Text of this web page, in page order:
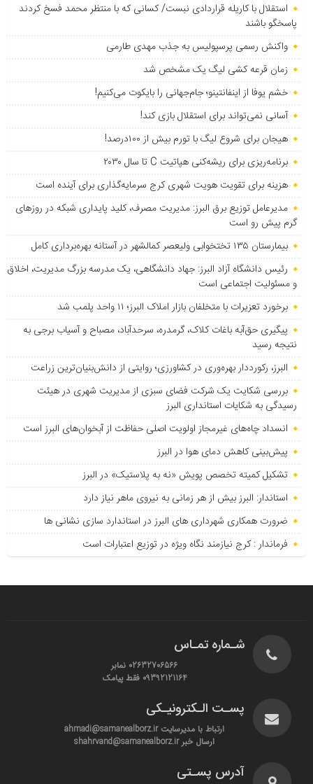
استقلال با کاریله قراردادی نبست/ کسانی که با منتظر محمد فسخ کردند
پاسخگو باشند
واکنش رسمی پرسپولیس به جذب مهدی طارمی
زمان قرعه کشی لیگ یک مشخص شد
خشم یوفا از اینفانتینو؛ جام‌جهانی را بایکوت می‌کنیم!
آسانی نمی‌تواند برای استقلال بازی کند!
هیجان برای شروع لیگ با تورم بیش از ۱۰۰درصد!
برنامه‌ریزی برای ریشه‌کنی هپاتیت C تا سال ۲۰۳۰
هزینه برای تقویت هویت شهری کرج سرمایه‌گذاری برای آینده است
مدیرعامل توزیع برق البرز: مدیریت مصرف، کلید پایداری شبکه در روزهای
گرم پیش رو است
بیمارستان ۱۳۵ تختخوابی ولیعصر کمالشهر در آستانه بهره‌برداری کامل
رئیس دانشگاه آزاد البرز: جهاد دانشگاهی، یک مدرسه بزرگ مدیریت، اخلاق
و مسئولیت اجتماعی است
برخورد تعزیرات با متخلفان بازار املاک البرز؛ ۱۱ واحد پلمب شد
پیگیری حق‌آبه باغات کلاک، گرمدره، سرحدآباد، مصباح و آسیاب برجی به
نتیجه رسید
البرز، رکورددار بهره‌وری در کشاورزی؛ روایتی از دانش‌بنیان‌ترین زراعت
بررسی شکایت یک شرکت فضای سبزی از مدیریت شهری در هیئت
رسیدگی به شکایات استانداری البرز
انسداد چاه‌های غیرمجاز اولویت اصلی حفاظت از آبخوان‌های البرز است
پیش‌بینی کاهش دمای هوا در البرز
تشکیل کمیته تخصص پویش «نه به پلاستیک» در البرز
استاندار: البرز بیش از هر زمانی به نیروی ماهر نیاز دارد
ضرورت همکاری شهرداری های البرز در استاندارد سازی نشانی ها
فرماندار : کرج نیازمند نگاه ویژه در توزیع اعتبارات است
شـماره تمـاس
02632706566 نمابر
09392121164 فقط پیامک
پسـت الـکترونیـکی
ارتباط با مدیرسایت ahmadi@samanealborz.ir
ارسال خبر shahrvand@samanealborz.ir
آدرس پسـتی